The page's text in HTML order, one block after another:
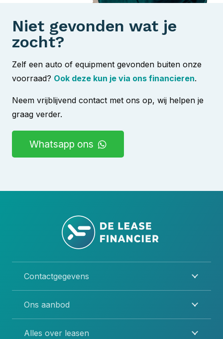
Niet gevonden wat je
zocht?
Zelf een auto of equipment gevonden buiten onze
voorraad? Ook deze kun je via ons financieren.
Neem vrijblijvend contact met ons op, wij helpen je
graag verder.
Whatsapp ons
Contactgegevens
Ons aanbod
Alles over leasen